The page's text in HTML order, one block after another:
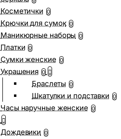
Косметички 0
Крючки для сумок 0
Маникюрные наборы 0
Платки 0
Сумки женские 0
Украшения 0
Браслеты 0
Шкатулки и подставки 0
Часы наручные женские 0
Дождевики 0